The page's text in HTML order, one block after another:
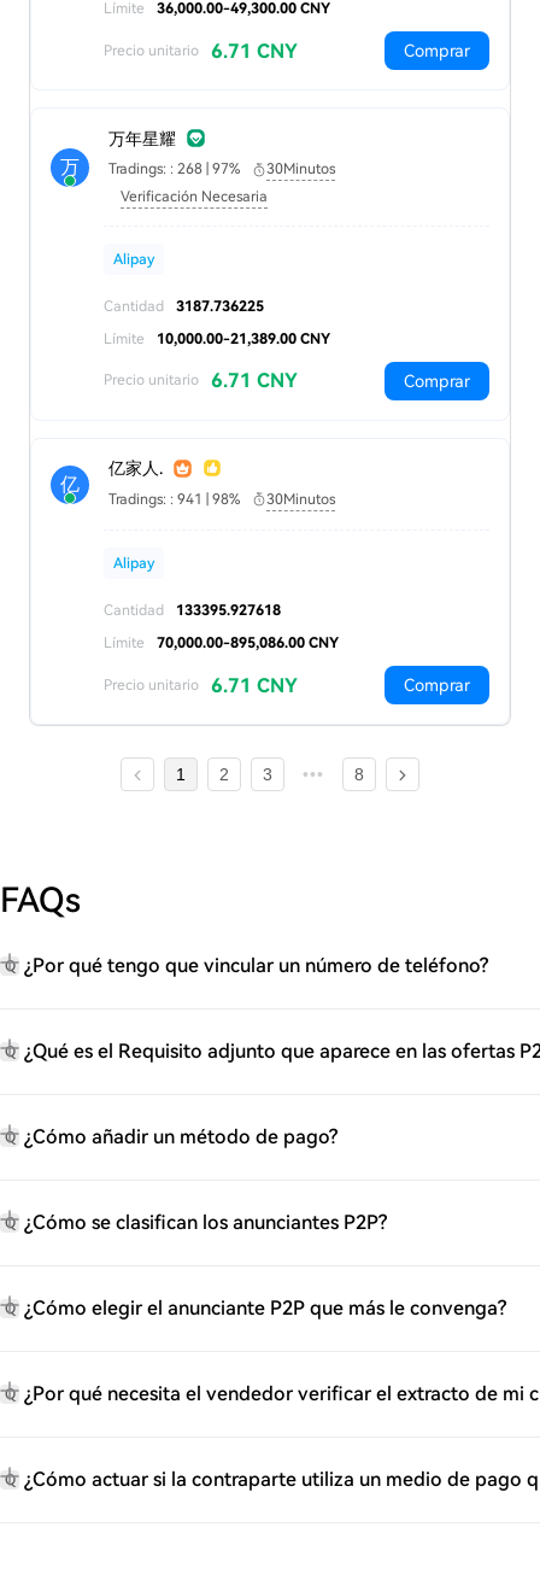
Límite
36,000.00-49,300.00 CNY
Precio unitario 6.71 CNY Comprar
万
万年星耀
Tradings: : 268 | 97%
30Minutos
Verificación Necesaria
Alipay
Cantidad
3187.736225
Límite
10,000.00-21,389.00 CNY
Precio unitario 6.71 CNY Comprar
亿
亿家人.
Tradings: : 941 | 98% 30Minutos
Alipay
Cantidad
133395.927618
Límite
70,000.00-895,086.00 CNY
Precio unitario 6.71 CNY Comprar
1 2 3 8
FAQs
Q ¿Por qué tengo que vincular un número de teléfono?
Q ¿Qué es el Requisito adjunto que aparece en las ofertas
Q ¿Cómo añadir un método de pago?
Q ¿Cómo se clasifican los anunciantes P2P?
Q ¿Cómo elegir el anunciante P2P que más le convenga?
Q ¿Por qué necesita el vendedor verificar el extracto de mi
Q ¿Cómo actuar si la contraparte utiliza un medio de pago